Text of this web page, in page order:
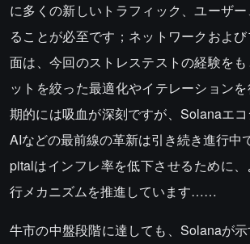
に多くの新しいトラフィック、ユーザ
ることが必至です；ネットワークおよ
面は、今回のストレステストの経験を
ットを絞った最適化やイテレーション
期的には吸血が深刻ですが、Solanaエ
AIなどの最前線の革新は引き続き進行中
pitalはインフレ率を低下させるために
行メカニズムを推進しています……
牛市の中盤段階に達しても、Solanaが